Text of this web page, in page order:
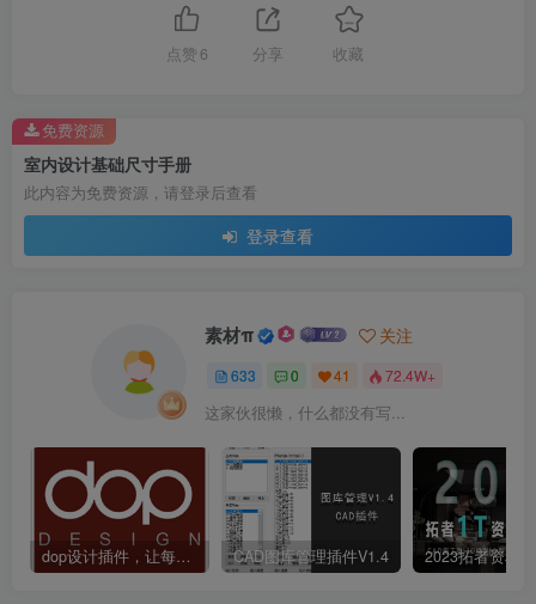
点赞 6 分享 收藏
室内设计基础尺寸手册
此内容为免费资源，请登录后查看
登录查看
免费资源
素材π 关注
633 0 41 72.4W+
这家伙很懒，什么都没有写...
dop设计插件，让每个设计师都能享受到CAD制图的乐趣 CAD图库管理插件V1.4